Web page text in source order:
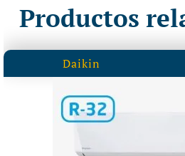
Productos
Daikin